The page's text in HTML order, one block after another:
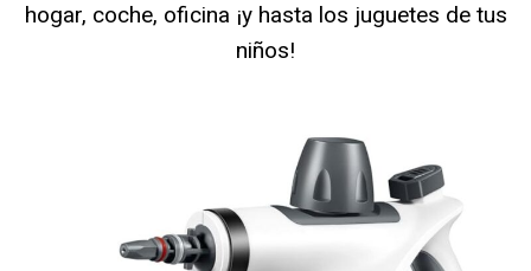
hogar, coche, oficina ¡y hasta los juguetes de tus
niños!